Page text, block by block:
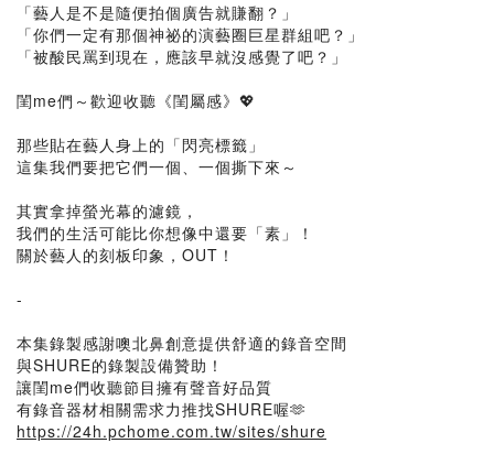
「藝人是不是隨便拍個廣告就賺翻？」
「你們一定有那個神祕的演藝圈巨星群組吧？」
「被酸民罵到現在，應該早就沒感覺了吧？」
閨me們～歡迎收聽《閨屬感》💖
那些貼在藝人身上的「閃亮標籤」
這集我們要把它們一個、一個撕下來～
其實拿掉螢光幕的濾鏡，
我們的生活可能比你想像中還要「素」！
關於藝人的刻板印象，OUT！
-
本集錄製感謝噢北鼻創意提供舒適的錄音空間
與SHURE的錄製設備贊助！
讓閨me們收聽節目擁有聲音好品質
有錄音器材相關需求力推找SHURE喔🫶
https://24h.pchome.com.tw/sites/shure